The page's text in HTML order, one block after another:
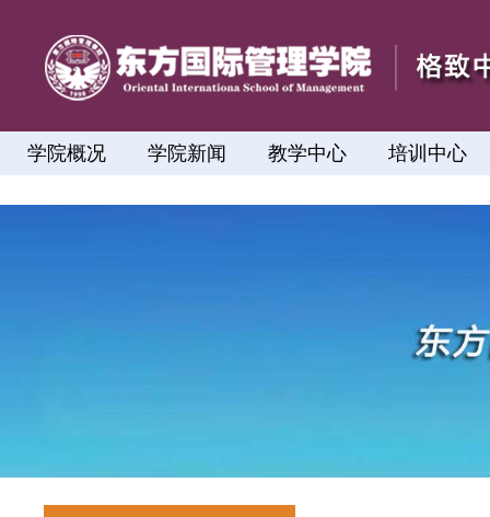
学院概况 学院新闻 教学中心 培训中心